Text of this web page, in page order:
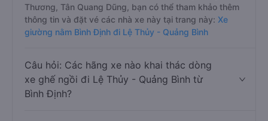
Thương, Tân Quang Dũng, bạn có thể tham khảo thêm
thông tin và đặt vé các nhà xe này tại trang này: Xe
giường nằm Bình Định đi Lệ Thủy - Quảng Bình
Câu hỏi: Các hãng xe nào khai thác dòng
xe ghế ngồi đi Lệ Thủy - Quảng Bình từ
Bình Định?